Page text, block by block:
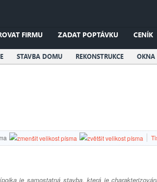
FIRMU ZADAT POPTÁVKU CENÍK
STAVBA DOMU REKONSTRUKCE OKNA
je samostatná stavba, která je